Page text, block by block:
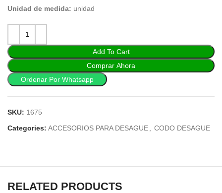
Unidad de medida: unidad
Add To Cart
Comprar Ahora
Ordenar Por Whatsapp
SKU: 1675
Categories: ACCESORIOS PARA DESAGUE CODO DESAGUE
RELATED PRODUCTS